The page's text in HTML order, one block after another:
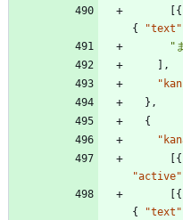
{
{
"text"
"
,
} ,
{
{
"active"
{
{
"text"